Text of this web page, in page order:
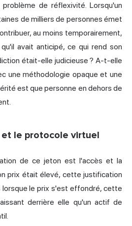
de réflexivité. Lorsqu'un
de milliers de personnes émet
au moins temporairement,
avait anticipé, ce qui rend son
était-elle judicieuse ? A-t-elle
une méthodologie opaque et une
est que personne en dehors de
et le protocole virtuel
de ce jeton est l'accès et la
prix était élevé, cette justification
lorsque le prix s'est effondré, cette
derrière elle qu'un actif de